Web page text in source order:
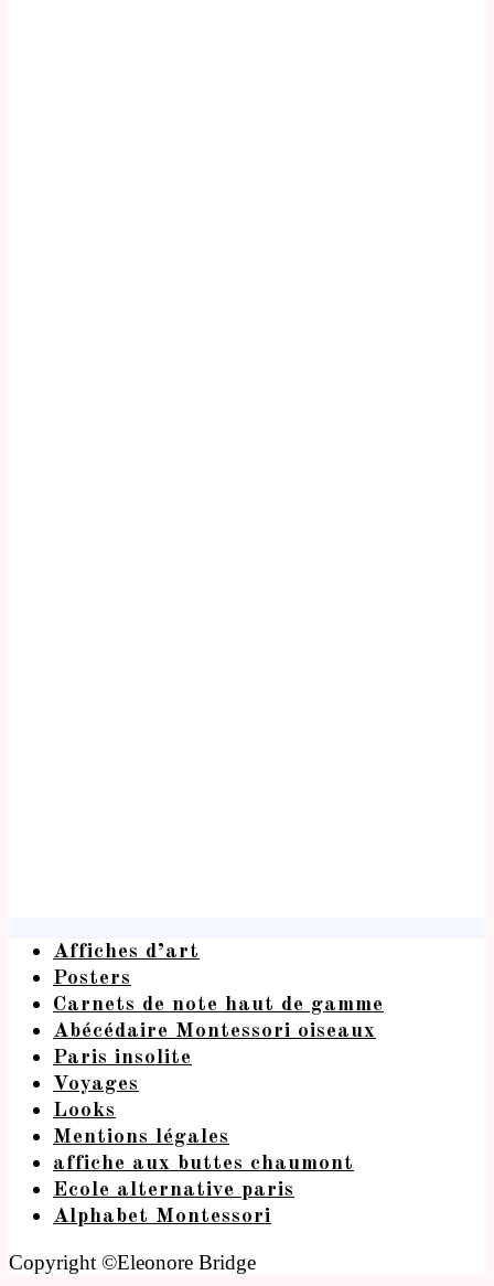
Affiches d’art
Posters
Carnets de note haut de gamme
Abécédaire Montessori oiseaux
Paris insolite
Voyages
Looks
Mentions légales
affiche aux buttes chaumont
Ecole alternative paris
Alphabet Montessori
Copyright ©Eleonore Bridge